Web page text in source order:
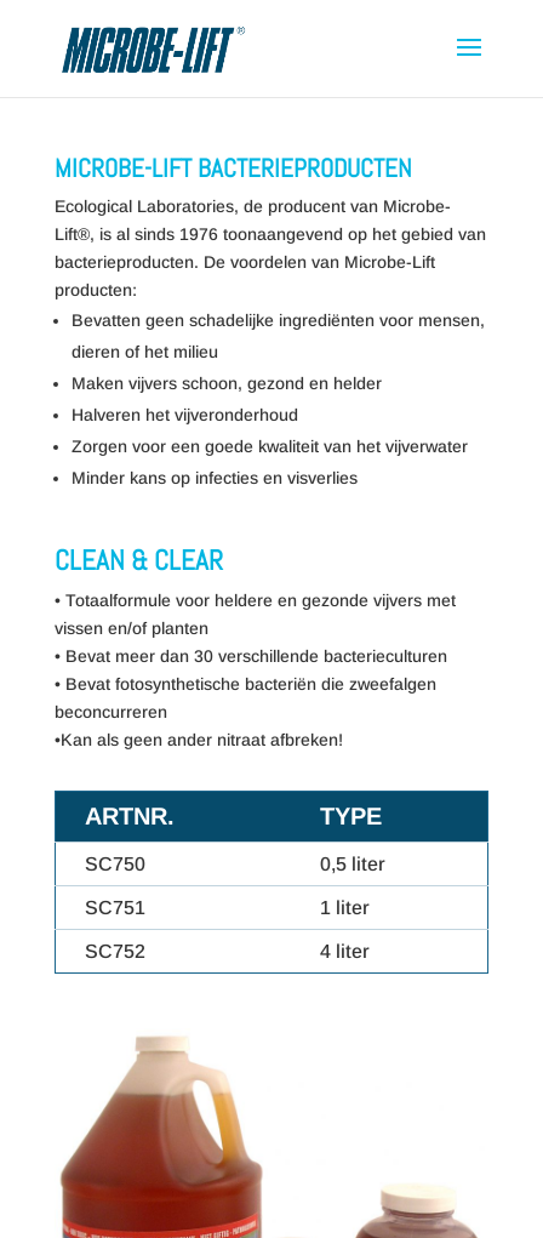
MICROBE-LIFT BACTERIEPRODUCTEN
Ecological Laboratories, de producent van Microbe-
Lift®, is al sinds 1976 toonaangevend op het gebied van
bacterieproducten. De voordelen van Microbe-Lift
producten:
Bevatten geen schadelijke ingrediënten voor mensen,
dieren of het milieu
Maken vijvers schoon, gezond en helder
Halveren het vijveronderhoud
Zorgen voor een goede kwaliteit van het vijverwater
Minder kans op infecties en visverlies
CLEAN & CLEAR
• Totaalformule voor heldere en gezonde vijvers met
vissen en/of planten
• Bevat meer dan 30 verschillende bacterieculturen
• Bevat fotosynthetische bacteriën die zweefalgen
beconcurreren
•Kan als geen ander nitraat afbreken!
ARTNR. TYPE
SC750 0,5 liter
SC751 1 liter
SC752 4 liter